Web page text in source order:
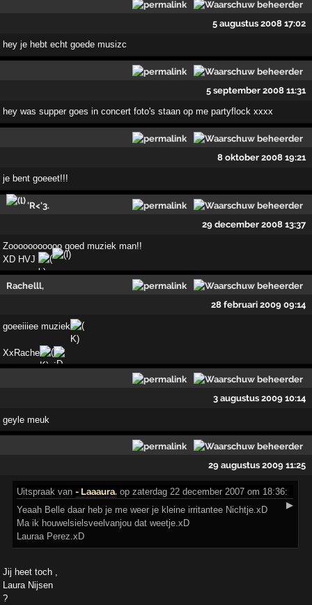
5 augustus 2008 17:02
hey je hebt echt goede musizc
5 september 2008 11:31
hey was supper goes in concert foto's staan op me partyflock xxxx
8 oktober 2008 19:21
je bent goeeet!!!
'R<'3.
29 december 2008 13:37
Zooooooooooo goed muziek man!!
XD HVJ
Rachelll,
28 februari 2009 09:14
goeeiiiee muziek
XxRache
3 augustus 2009 10:14
geyle meuk
29 augustus 2009 11:25
Uitspraak van- Laaaura. op zaterdag 22 december 2007 om 18:36:
▶
Yeaah Belle daar heb je me weer je kleine irritantee Nichtje.xD
Ma ik houwelsielsveelvanjou dat weetje.xD
Lauraa Perez.xD
Jij heet toch ,
Laura Nijsen
?